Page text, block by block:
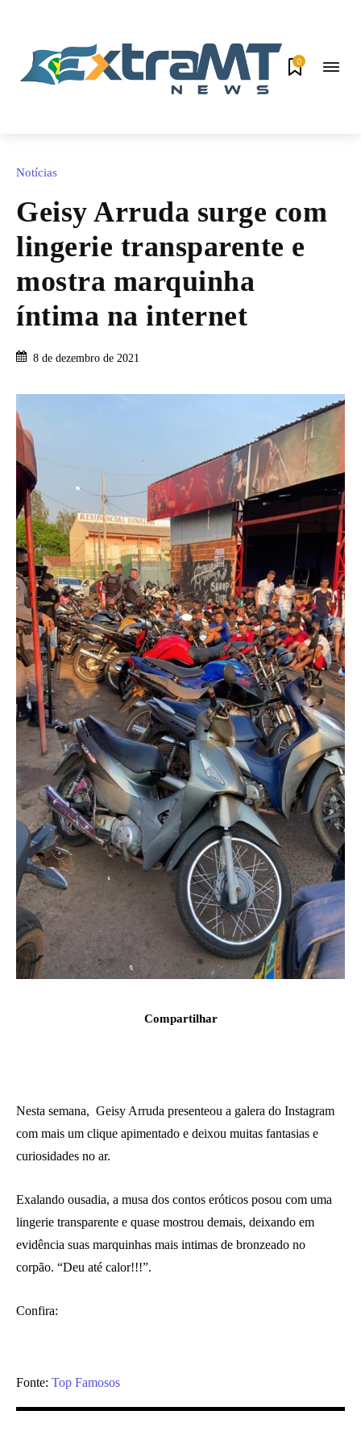
0
Notícias
Geisy Arruda surge com
lingerie transparente e
mostra marquinha
íntima na internet
8 de dezembro de 2021
Compartilhar
Nesta semana, Geisy Arruda presenteou a galera do Instagram
com mais um clique apimentado e deixou muitas fantasias e
curiosidades no ar.
Exalando ousadia, a musa dos contos eróticos posou com uma
lingerie transparente e quase mostrou demais, deixando em
evidência suas marquinhas mais intimas de bronzeado no
corpão. “Deu até calor!!!”.
Confira:
Fonte: Top Famosos